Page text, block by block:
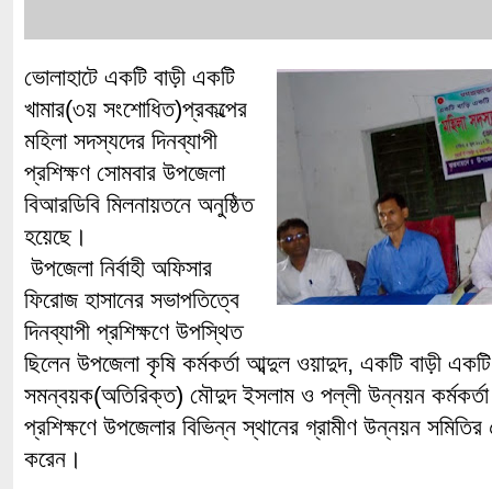
ভোলাহাটে একটি বাড়ী একটি
খামার(৩য় সংশোধিত)প্রকল্পের
মহিলা সদস্যদের দিনব্যাপী
প্রশিক্ষণ সোমবার উপজেলা
বিআরডিবি মিলনায়তনে অনুষ্ঠিত
হয়েছে।
উপজেলা নির্বাহী অফিসার
ফিরোজ হাসানের সভাপতিত্বে
দিনব্যাপী প্রশিক্ষণে উপস্থিত
ছিলেন উপজেলা কৃষি কর্মকর্তা আব্দুল ওয়াদুদ, একটি বাড়ী
সমন্বয়ক(অতিরিক্ত) মৌদুদ ইসলাম ও পল্লী উন্নয়ন
প্রশিক্ষণে উপজেলার বিভিন্ন স্থানের গ্রামীণ উন্নয়ন
করেন।